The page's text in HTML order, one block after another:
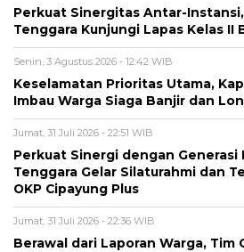
Perkuat Sinergitas Antar-
Tenggara Kunjungi Lapas Kelas II
Senin, 3 Agustus 2026 - 12:42 WIB
Keselamatan Prioritas Utama,
Imbau Warga Siaga Banjir dan
Jumat, 31 Juli 2026 - 22:51 WIB
Perkuat Sinergi dengan Generasi
Tenggara Gelar Silaturahmi dan
OKP Cipayung Plus
Jumat, 31 Juli 2026 - 22:36 WIB
Berawal dari Laporan Warga, Tim